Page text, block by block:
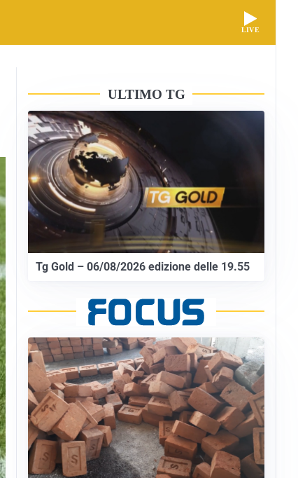
LIVE
ULTIMO TG
Tg Gold – 06/08/2026 edizione delle 19.55